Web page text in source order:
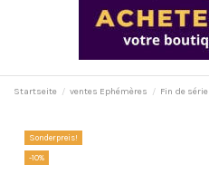
Startseite ventes Ephémères Fin de série
Sonderpreis!
-10%